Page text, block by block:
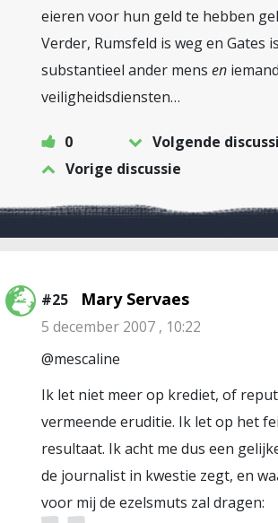
eieren voor hun geld te hebben
Verder, Rumsfeld is weg en Gates
substantieel ander mens en
veiligheidsdiensten…
0
Volgende
Vorige discussie
#25 Mary Servaes
5 december 2007 , 10:22
@mescaline
Ik let niet meer op krediet, of
vermeende eruditie. Ik let op het
resultaat. Ik acht me dus een
de journalist in kwestie zegt, en
voor mij de ezelsmuts zal dragen: